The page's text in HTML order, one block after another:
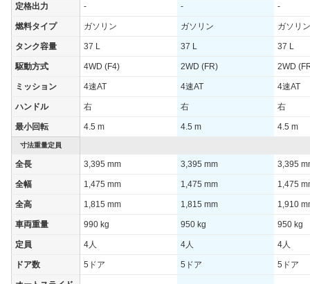
WLTCモード(郊
外)
WLTCモード(高
- - -
装備オプション
定格出力 - - -
燃料タイプ ガソリン ガソリン ガソリン
タンク容量 37 L 37 L 37 L
駆動方式 4WD (F4) 2WD (FR) 2WD
ミッション 4速AT 4速AT 4速AT
ハンドル 右 右 右
最小回転 4.5 m 4.5 m 4.5 m
寸法重量定員
全長 3,395 mm 3,395 mm 3,395
全幅 1,475 mm 1,475 mm 1,475
全高 1,815 mm 1,815 mm 1,910
車両重量 990 kg 950 kg 950 kg
定員 4人 4人 4人
ドア数 5ドア 5ドア 5ドア